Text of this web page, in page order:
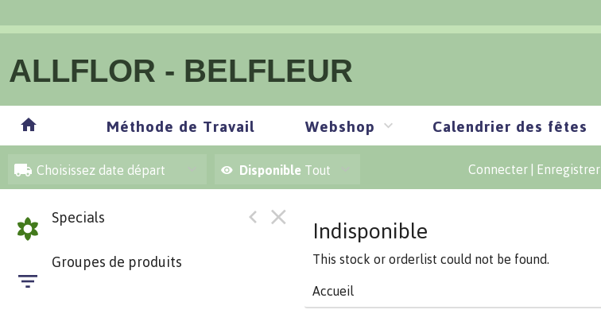
ALLFLOR - BELFLEUR
Méthode de Travail Webshop Calendrier des fêtes
Choisissez date départ Disponible Tout Connecter Enregistrer
Specials
Groupes de produits
Indisponible
This stock or orderlist could not be found.
Accueil